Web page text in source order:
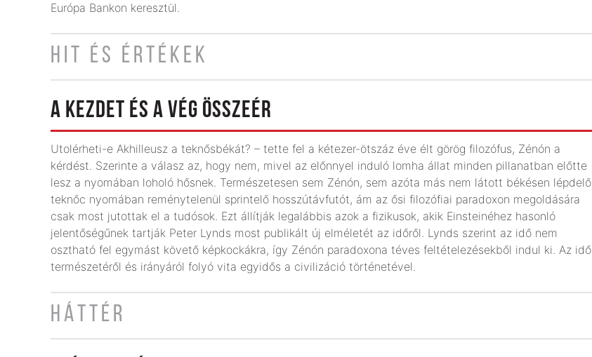
Európa Bankon keresztül.
HIT ÉS ÉRTÉKEK
A KEZDET ÉS A VÉG ÖSSZEÉR
Utolérheti-e Akhilleusz a teknősbékát? – tette fel a kétezer-ötszáz éve élt görög filozófus, Zénón a
kérdést. Szerinte a válasz az, hogy nem, mivel az előnnyel induló lomha állat minden pillanatban előtte
lesz a nyomában loholó hősnek. Természetesen sem Zénón, sem azóta más nem látott békésen lépdelő
teknőc nyomában reménytelenül sprintelő hosszútávfutót, ám az ősi filozófiai paradoxon megoldására
csak most jutottak el a tudósok. Ezt állítják legalábbis azok a fizikusok, akik Einsteinéhez hasonló
jelentőségűnek tartják Peter Lynds most publikált új elméletét az időről. Lynds szerint az idő nem
osztható fel egymást követő képkockákra, így Zénón paradoxona téves feltételezésekből indul ki. Az idő
természetéről és irányáról folyó vita egyidős a civilizáció történetével.
HÁTTÉR